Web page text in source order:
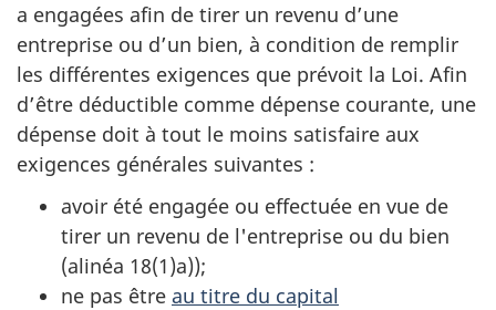
a engagées afin de tirer un revenu d’une
entreprise ou d’un bien, à condition de remplir
les différentes exigences que prévoit la Loi. Afin
d’être déductible comme dépense courante, une
dépense doit à tout le moins satisfaire aux
exigences générales suivantes :
avoir été engagée ou effectuée en vue de
tirer un revenu de l'entreprise ou du bien
(alinéa 18(1)a));
ne pas être au titre du capital